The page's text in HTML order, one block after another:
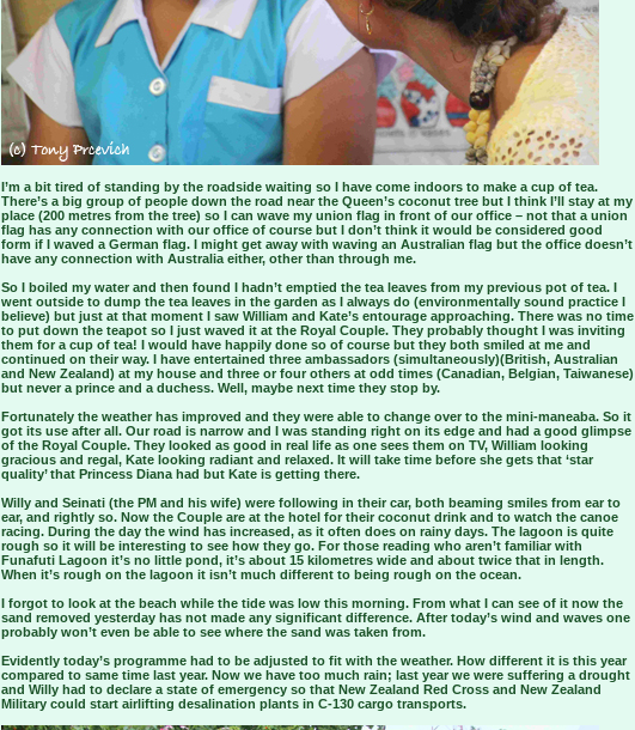
I’m a bit tired of standing by the roadside waiting so I have come indoors to make a cup of tea.
There’s a big group of people down the road near the Queen’s coconut tree but I think I’ll stay at my
place (200 metres from the tree) so I can wave my union flag in front of our office – not that a union
flag has any connection with our office of course but I don’t think it would be considered good
form if I waved a German flag. I might get away with waving an Australian flag but the office doesn’t
have any connection with Australia either, other than through me.
So I boiled my water and then found I hadn’t emptied the tea leaves from my previous pot of tea. I
went outside to dump the tea leaves in the garden as I always do (environmentally sound practice I
believe) but just at that moment I saw William and Kate’s entourage approaching. There was no time
to put down the teapot so I just waved it at the Royal Couple. They probably thought I was inviting
them for a cup of tea! I would have happily done so of course but they both smiled at me and
continued on their way. I have entertained three ambassadors (simultaneously)(British, Australian
and New Zealand) at my house and three or four others at odd times (Canadian, Belgian, Taiwanese)
but never a prince and a duchess. Well, maybe next time they stop by.
Fortunately the weather has improved and they were able to change over to the mini-maneaba. So it
got its use after all. Our road is narrow and I was standing right on its edge and had a good glimpse
of the Royal Couple. They looked as good in real life as one sees them on TV, William looking
gracious and regal, Kate looking radiant and relaxed. It will take time before she gets that ‘star
quality’ that Princess Diana had but Kate is getting there.
Willy and Seinati (the PM and his wife) were following in their car, both beaming smiles from ear to
ear, and rightly so. Now the Couple are at the hotel for their coconut drink and to watch the canoe
racing. During the day the wind has increased, as it often does on rainy days. The lagoon is quite
rough so it will be interesting to see how they go. For those reading who aren’t familiar with
Funafuti Lagoon it’s no little pond, it’s about 15 kilometres wide and about twice that in length.
When it’s rough on the lagoon it isn’t much different to being rough on the ocean.
I forgot to look at the beach while the tide was low this morning. From what I can see of it now the
sand removed yesterday has not made any significant difference. After today’s wind and waves one
probably won’t even be able to see where the sand was taken from.
Evidently today’s programme had to be adjusted to fit with the weather. How different it is this year
compared to same time last year. Now we have too much rain; last year we were suffering a drought
and Willy had to declare a state of emergency so that New Zealand Red Cross and New Zealand
Military could start airlifting desalination plants in C-130 cargo transports.